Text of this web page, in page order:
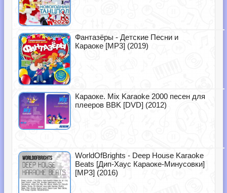
Фантазёры - Детские Песни и
Караоке [MP3] (2019)
Караоке. Mix Karaoke 2000 песен для
плееров BBK [DVD] (2012)
WorldOfBrights - Deep House Karaoke
Beats [Дип-Хаус Караоке-Минусовки]
[MP3] (2016)